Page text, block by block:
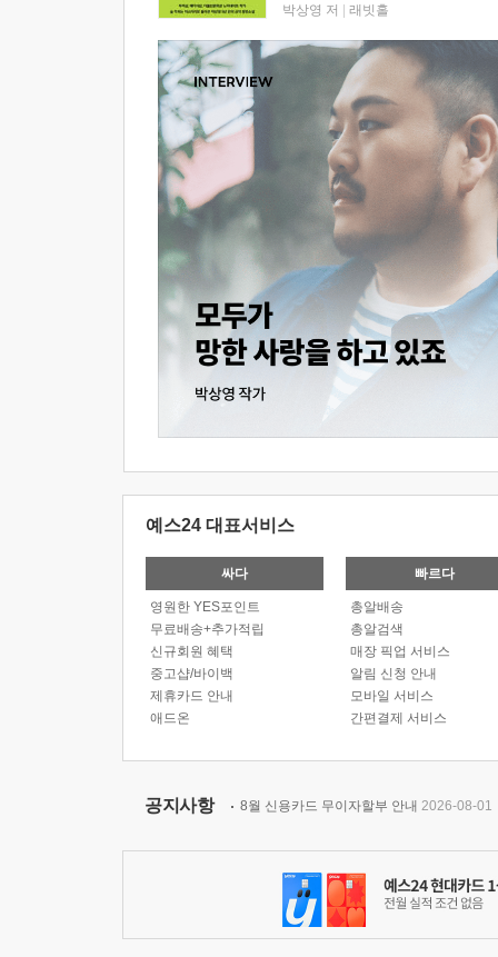
박상영 저 래빗홀
예스24 대표서비스
싸다
영원한 YES포인트
무료배송+추가적립
신규회원 혜택
중고샵/바이백
제휴카드 안내
애드온
빠르다
총알배송
총알검색
매장 픽업 서비스
알림 신청 안내
모바일 서비스
간편결제 서비스
공지사항 8월 신용카드 무이자할부 안내 2026-08-01